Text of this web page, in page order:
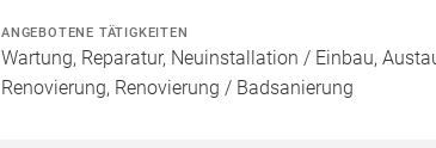
ANGEBOTENE TÄTIGKEITEN
Wartung, Reparatur, Neuinstallation / Einbau,
Renovierung, Renovierung / Badsanierung